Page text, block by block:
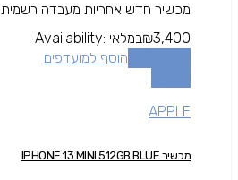
מכשיר חדש אחריות מעבדה רשמית DCS
₪3,400
Availability: במלאי
הוסף למועדפים
APPLE
מכשיר IPHONE 13 MINI 512GB BLUE